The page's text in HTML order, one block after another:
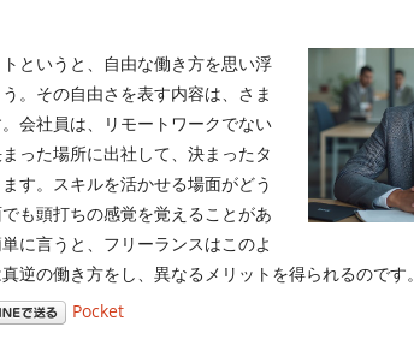
というと、自由な働き方を思い浮
。その自由さを表す内容は、さま
会社員は、リモートワークでない
った場所に出社して、決まったタ
す。スキルを活かせる場面がどう
も頭打ちの感覚を覚えることがあ
に言うと、フリーランスはこのよ
逆の働き方をし、異なるメリットを得られるのです。
Pocket